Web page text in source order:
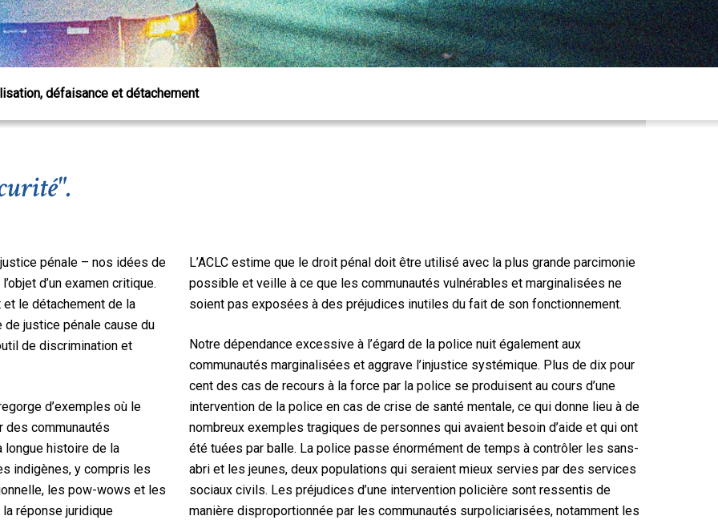
défaisance et détachement
pénale – nos idées de
d’un examen critique.
le détachement de la
justice pénale cause du
de discrimination et
d’exemples où le
des communautés
longue histoire de la
indigènes, y compris les
les pow-wows et les
réponse juridique
L’ACLC estime que le droit pénal doit être utilisé avec la plus grande parcimonie
possible et veille à ce que les communautés vulnérables et marginalisées ne
soient pas exposées à des préjudices inutiles du fait de son fonctionnement.
Notre dépendance excessive à l’égard de la police nuit également aux
communautés marginalisées et aggrave l’injustice systémique. Plus de dix pour
cent des cas de recours à la force par la police se produisent au cours d’une
intervention de la police en cas de crise de santé mentale, ce qui donne lieu à de
nombreux exemples tragiques de personnes qui avaient besoin d’aide et qui ont
été tuées par balle. La police passe énormément de temps à contrôler les sans-
abri et les jeunes, deux populations qui seraient mieux servies par des services
sociaux civils. Les préjudices d’une intervention policière sont ressentis de
manière disproportionnée par les communautés surpoliciarisées, notamment les